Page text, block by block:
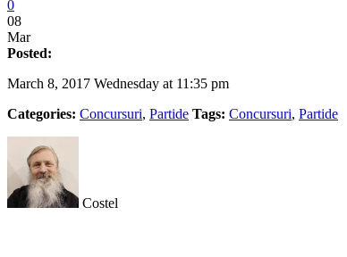
0
08
Mar
Posted:
March 8, 2017 Wednesday at 11:35 pm
Categories: Concursuri, Partide Tags: Concursuri, Partide
Costel